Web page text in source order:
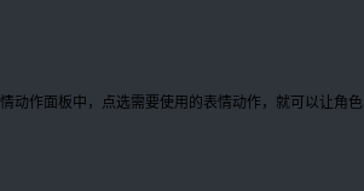
动作面板中，点选需要使用的表情动作，就可以让角色